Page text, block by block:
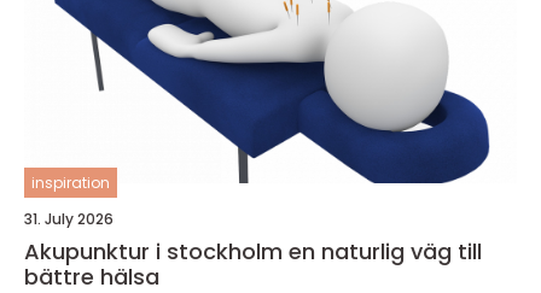
inspiration
31. July 2026
Akupunktur i stockholm en naturlig väg till
bättre hälsa